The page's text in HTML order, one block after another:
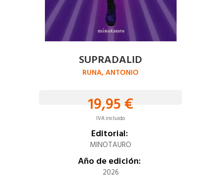
SUPRADALID
RUNA, ANTONIO
19,95 €
IVA incluido
Editorial:
MINOTAURO
Año de edición:
2026